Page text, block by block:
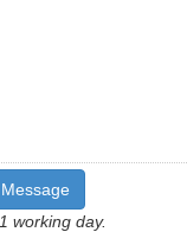
working day.